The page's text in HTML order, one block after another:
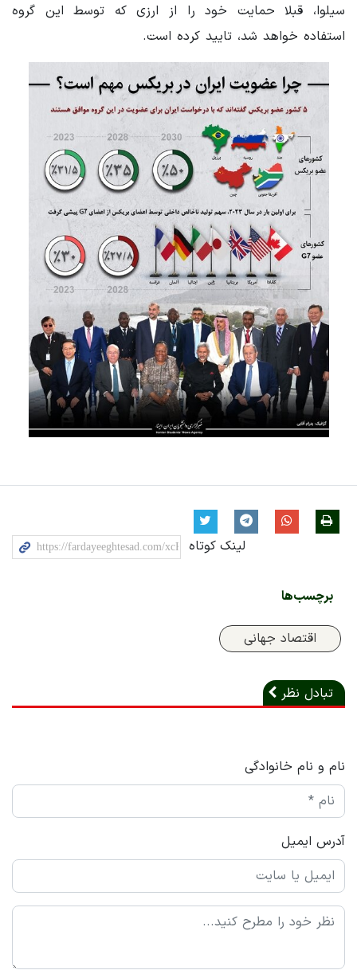
سیلوا، قبلا حمایت خود را از ارزی که توسط این گروه
استفاده خواهد شد، تایید کرده است.
لینک کوتاه
برچسب‌ها
اقتصاد جهانی
تبادل نظر
نام و نام خانوادگی
آدرس ایمیل